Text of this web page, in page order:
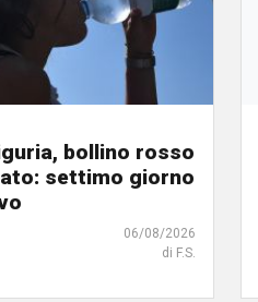
bollino rosso
settimo giorno
06/08/2026
di F.S.